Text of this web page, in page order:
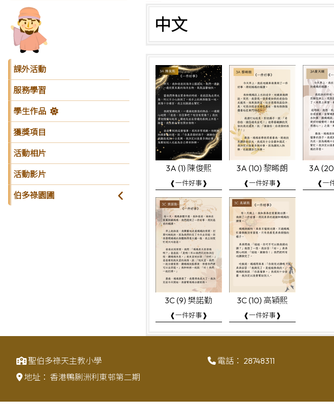
課外活動
服務學習
學生作品
獲獎項目
活動相片
活動影片
伯多祿園圃
中文
3A (1) 陳俊熙
❰一件好事❱
3A (10) 黎晞朗
❰一件好事❱
3A
❰一
3C (9) 樊諾勤
❰一件好事❱
3C (10) 高穎熙
❰一件好事❱
聖伯多祿天主教小學 電話： 28748311
地址： 香港鴨脷洲利東邨第二期